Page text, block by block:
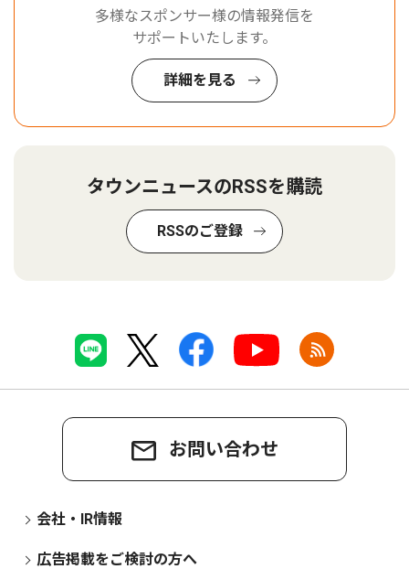
多様なスポンサー様の情報発信を
サポートいたします。
詳細を見る
タウンニュースのRSSを購読
RSSのご登録
お問い合わせ
会社・IR情報
広告掲載をご検討の方へ